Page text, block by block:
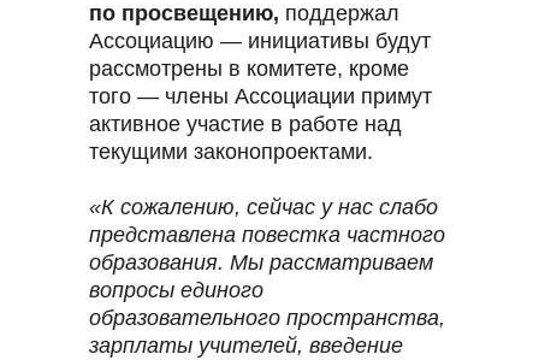
по просвещению, поддержал
Ассоциацию — инициативы будут
рассмотрены в комитете, кроме
того — члены Ассоциации примут
активное участие в работе над
текущими законопроектами.
«К сожалению, сейчас у нас слабо
представлена повестка частного
образования. Мы рассматриваем
вопросы единого
образовательного пространства,
зарплаты учителей, введение